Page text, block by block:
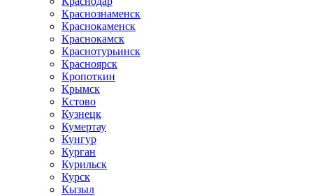
Краснознаменск
Краснокаменск
Краснокамск
Краснотурьинск
Красноярск
Кропоткин
Крымск
Кстово
Кузнецк
Кумертау
Кунгур
Курган
Курильск
Курск
Кызыл